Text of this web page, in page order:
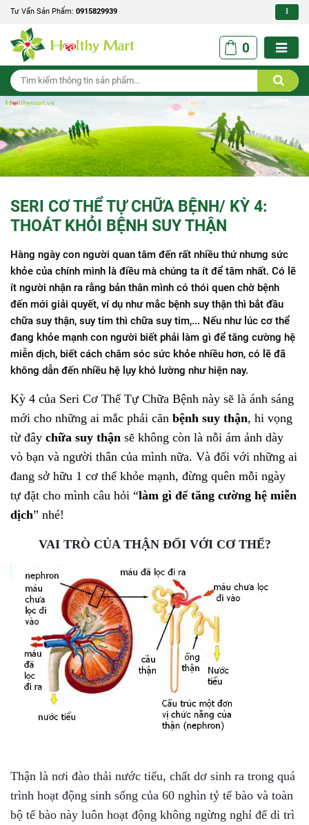
Tư Vấn Sản Phẩm: 0915829939
0
SERI CƠ THỂ TỰ CHỮA BỆNH/ KỲ 4:
THOÁT KHỎI BỆNH SUY THẬN
Hàng ngày con người quan tâm đến rất nhiều thứ nhưng sức
khỏe của chính mình là điều mà chúng ta ít để tâm nhất. Có lẽ
ít người nhận ra rằng bản thân mình có thói quen chờ bệnh
đến mới giải quyết, ví dụ như mắc bệnh suy thận thì bắt đầu
chữa suy thận, suy tim thì chữa suy tim,... Nếu như lúc cơ thể
đang khỏe mạnh con người biết phải làm gì để tăng cường hệ
miễn dịch, biết cách chăm sóc sức khỏe nhiều hơn, có lẽ đã
không dẫn đến nhiều hệ lụy khó lường như hiện nay.
Kỳ 4 của Seri Cơ Thể Tự Chữa Bệnh này sẽ là ánh sáng
mới cho những ai mắc phải căn bệnh suy thận, hi vọng
từ đây chữa suy thận sẽ không còn là nỗi ám ảnh dày
vò bạn và người thân của mình nữa. Và đối với những ai
đang sở hữu 1 cơ thể khỏe mạnh, đừng quên mỗi ngày
tự đặt cho mình câu hỏi “làm gì để tăng cường hệ miễn
dịch” nhé!
VAI TRÒ CỦA THẬN ĐỐI VỚI CƠ THỂ?
Thận là nơi đào thải nước tiểu, chất dơ sinh ra trong quá
trình hoạt động sinh sống của 60 nghìn tỷ tế bào và toàn
bộ tế bào này luôn hoạt động không ngừng nghỉ để di trì